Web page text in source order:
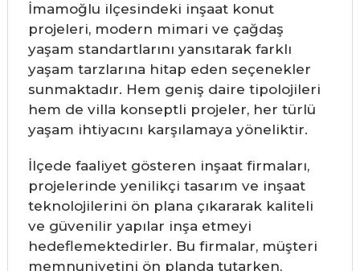
İmamoğlu ilçesindeki inşaat konut
projeleri, modern mimari ve çağdaş
yaşam standartlarını yansıtarak farklı
yaşam tarzlarına hitap eden seçenekler
sunmaktadır. Hem geniş daire tipolojileri
hem de villa konseptli projeler, her türlü
yaşam ihtiyacını karşılamaya yöneliktir.
İlçede faaliyet gösteren inşaat firmaları,
projelerinde yenilikçi tasarım ve inşaat
teknolojilerini ön plana çıkararak kaliteli
ve güvenilir yapılar inşa etmeyi
hedeflemektedirler. Bu firmalar, müşteri
memnuniyetini ön planda tutarken,